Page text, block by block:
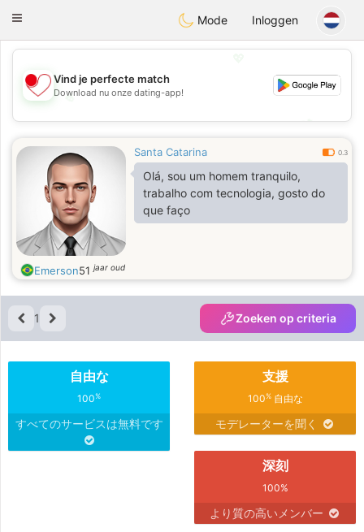
日本 Chat
Toggle
Mode Inloggen
💖
💕
Vind je perfecte match
Download nu onze dating-app!
Santa Catarina 0.3
Olá, sou um homem tranquilo,
trabalho com tecnologia, gosto do
que faço
Emerson51jaar oud
1 Zoeken op criteria
自由な
100%
すべてのサービスは無料です
支援
100%自由な
モデレーターを聞く
深刻
100%
より質の高いメンバー